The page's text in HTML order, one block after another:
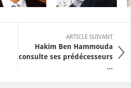
ARTICLE SUIVANT
Hakim Ben Hammouda
consulte ses prédécesseurs
...